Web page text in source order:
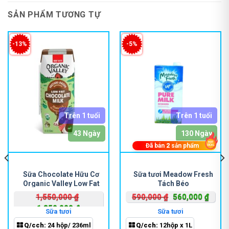
SẢN PHẨM TƯƠNG TỰ
-13%
Sữa Chocolate Hữu Cơ
Organic Valley Low Fat
Chocolate Milk 236ml
1,550,000₫
Giá
gốc
1,350,000 ₫Giá
hiện
Sữa tươi
Q/cch: 24 hộp/ 236ml
Trên 1 tuổi
43 Ngày
-5%
Sữa tươi Meadow Fresh
Tách Béo
590,000₫ Giá
gốc
là:
560,000 ₫Giá
Sữa tươi
Q/cch: 12hộp x 1L
Trên 1 tuổi
130 Ngày
Đã bán 2 sản phẩm